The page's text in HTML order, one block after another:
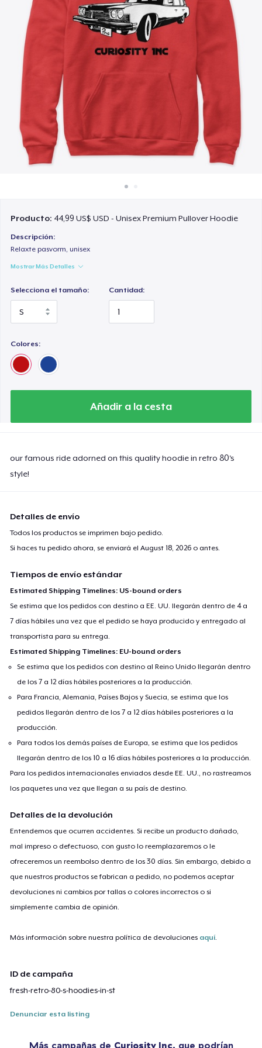
Venda en todas partes
Venda lo que sea
Producto: 44,99 US$ USD - Unisex Premium Pullover Hoodie
Descripción:
Relaxte pasvorm, unisex
Mostrar Más Detalles
Selecciona el tamaño: Cantidad:
Colores:
Añadir a la cesta
our famous ride adorned on this quality hoodie in retro 80's
style!
Detalles de envío
Todos los productos se imprimen bajo pedido.
Si haces tu pedido ahora, se enviará elAugust 18, 2026 o antes.
Tiempos de envío estándar
Estimated Shipping Timelines: US-bound orders
Se estima que los pedidos con destino a EE. UU. llegarán dentro de 4 a
7 días hábiles una vez que el pedido se haya producido y entregado al
transportista para su entrega.
Estimated Shipping Timelines: EU-bound orders
Se estima que los pedidos con destino al Reino Unido llegarán dentro
de los 7 a 12 días hábiles posteriores a la producción.
Para Francia, Alemania, Países Bajos y Suecia, se estima que los
pedidos llegarán dentro de los 7 a 12 días hábiles posteriores a la
producción.
Para todos los demás países de Europa, se estima que los pedidos
llegarán dentro de los 10 a 16 días hábiles posteriores a la producción.
Para los pedidos internacionales enviados desde EE. UU., no rastreamos
los paquetes una vez que llegan a su país de destino.
Detalles de la devolución
Entendemos que ocurren accidentes. Si recibe un producto dañado,
mal impreso o defectuoso, con gusto lo reemplazaremos o le
ofreceremos un reembolso dentro de los 30 días. Sin embargo, debido a
que nuestros productos se fabrican a pedido, no podemos aceptar
devoluciones ni cambios por tallas o colores incorrectos o si
simplemente cambia de opinión.
Más información sobre nuestra política de devoluciones aquí
ID de campaña
fresh-retro-80-s-hoodies-in-st
Denunciar esta listing
Más campañas de Curiosity Inc. que podrían